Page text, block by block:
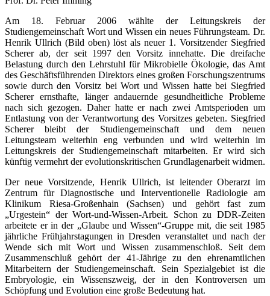
Am 18. Februar 2006 wählte der Leitungskreis der
Studiengemeinschaft Wort und Wissen ein neues Führungsteam. Dr.
Henrik Ullrich (Bild oben) löst als neuer 1. Vorsitzender Siegfried
Scherer ab, der seit 1997 den Vorsitz innehatte. Die dreifache
Belastung durch den Lehrstuhl für Mikrobielle Ökologie, das Amt
des Geschäftsführenden Direktors eines großen Forschungszentrums
sowie durch den Vorsitz bei Wort und Wissen hatte bei Siegfried
Scherer ernsthafte, länger andauernde gesundheitliche Probleme
nach sich gezogen. Daher hatte er nach zwei Amtsperioden um
Entlastung von der Verantwortung des Vorsitzes gebeten. Siegfried
Scherer bleibt der Studiengemeinschaft und dem neuen
Leitungsteam weiterhin eng verbunden und wird weiterhin im
Leitungskreis der Studiengemeinschaft mitarbeiten. Er wird sich
künftig vermehrt der evolutionskritischen Grundlagenarbeit widmen.
Der neue Vorsitzende, Henrik Ullrich, ist leitender Oberarzt im
Zentrum für Diagnostische und Interventionelle Radiologie am
Klinikum Riesa-Großenhain (Sachsen) und gehört fast zum
„Urgestein“ der Wort-und-Wissen-Arbeit. Schon zu DDR-Zeiten
arbeitete er in der „Glaube und Wissen“-Gruppe mit, die seit 1985
jährliche Frühjahrstagungen in Dresden veranstaltet und nach der
Wende sich mit Wort und Wissen zusammenschloß. Seit dem
Zusammenschluß gehört der 41-Jährige zu den ehrenamtlichen
Mitarbeitern der Studiengemeinschaft. Sein Spezialgebiet ist die
Embryologie, ein Wissenszweig, der in den Kontroversen um
Schöpfung und Evolution eine große Bedeutung hat.